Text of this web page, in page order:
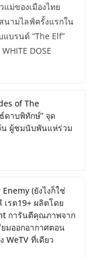
ม่ของเมืองไทย
นามไลฟ์ครั้งแรกใน
บรนด์ “The Elf”
DOSE
of The
ดาบพิทักษ์” จุด
น ผู้ชมนับพันแห่ร่วม
(ยังไงก็ใช่
เรต19+ ผลิตโดย
การันตีคุณภาพจาก
มออกอากาศตอน
WeTV ที่เดียว